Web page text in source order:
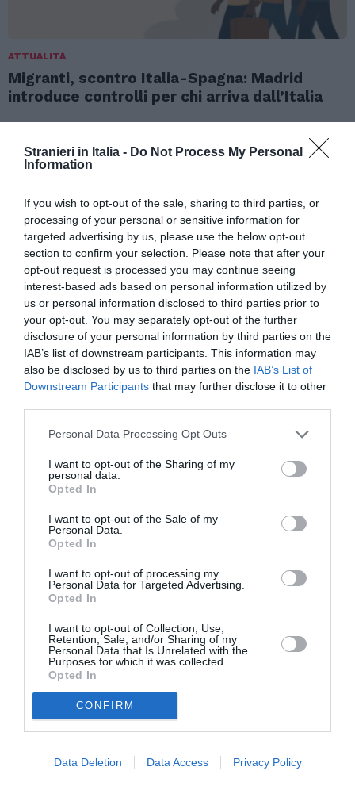
Stranieri in Italia - Do Not Process My Personal
Information
If you wish to opt-out of the sale, sharing to third parties, or
processing of your personal or sensitive information for
targeted advertising by us, please use the below opt-out
section to confirm your selection. Please note that after your
opt-out request is processed you may continue seeing
interest-based ads based on personal information utilized by
us or personal information disclosed to third parties prior to
your opt-out. You may separately opt-out of the further
disclosure of your personal information by third parties on the
IAB’s list of downstream participants. This information may
also be disclosed by us to third parties on the IAB’s List of
Downstream Participants that may further disclose it to other
Personal Data Processing Opt Outs
I want to opt-out of the Sharing of my
personal data.
Opted In
I want to opt-out of the Sale of my
Personal Data.
Opted In
I want to opt-out of processing my
Personal Data for Targeted Advertising.
Opted In
I want to opt-out of Collection, Use,
Retention, Sale, and/or Sharing of my
Personal Data that Is Unrelated with the
Purposes for which it was collected.
Opted In
CONFIRM
Data Deletion Data Access Privacy Policy
ATTUALITÀ
Migranti, scontro Italia-Spagna: Madrid
introduce controlli per chi arriva dall’Italia
ATTUALITÀ
Cagliari, smantellata rete accusata di
favorire l’immigrazione irregolare: otto fermi
Tratta e grave sfruttamento, 36 milioni per
rafforzare assistenza e integrazione delle
vittime